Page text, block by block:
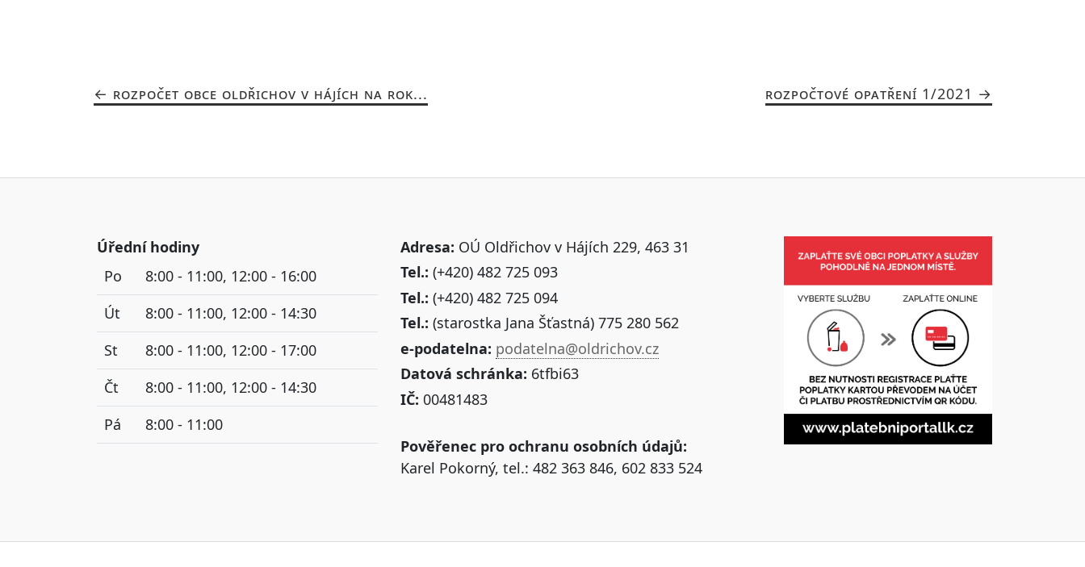
ROZPOČET OBCE OLDŘICHOV V HÁJÍCH NA ROK... ROZPOČTOVÉ OPATŘENÍ 1/2021
Úřední hodiny
Po
8:00 - 11:00, 12:00 - 16:00
Út
8:00 - 11:00, 12:00 - 14:30
St
8:00 - 11:00, 12:00 - 17:00
Čt
8:00 - 11:00, 12:00 - 14:30
Pá
8:00 - 11:00
Adresa: OÚ Oldřichov v Hájích 229, 463 31
Tel.: (+420) 482 725 093
Tel.: (+420) 482 725 094
Tel.: (starostka Jana Šťastná) 775 280 562
e-podatelna: podatelna@oldrichov.cz
Datová schránka: 6tfbi63
IČ: 00481483
Pověřenec pro ochranu osobních údajů:
Karel Pokorný, tel.: 482 363 846, 602 833 524